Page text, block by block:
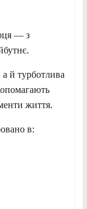
— з
й турботлива
життя.
в: